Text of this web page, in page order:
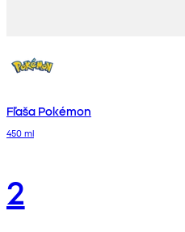
Fľaša Pokémon
450 ml
2